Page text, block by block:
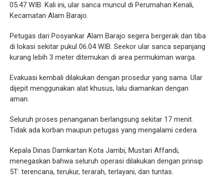
05.47 WIB. Kali ini, ular sanca muncul di Perumahan Kenali,
Kecamatan Alam Barajo.
Petugas dari Posyankar Alam Barajo segera bergerak dan tiba
di lokasi sekitar pukul 06.04 WIB. Seekor ular sanca sepanjang
kurang lebih 3 meter ditemukan di area permukiman warga.
Evakuasi kembali dilakukan dengan prosedur yang sama. Ular
dijepit menggunakan alat khusus, lalu diamankan dengan
aman.
Seluruh proses penanganan berlangsung sekitar 17 menit.
Tidak ada korban maupun petugas yang mengalami cedera.
Kepala Dinas Damkartan Kota Jambi, Mustari Affandi,
menegaskan bahwa seluruh operasi dilakukan dengan prinsip
5T: terencana, terukur, terarah, terlayani, dan tuntas.